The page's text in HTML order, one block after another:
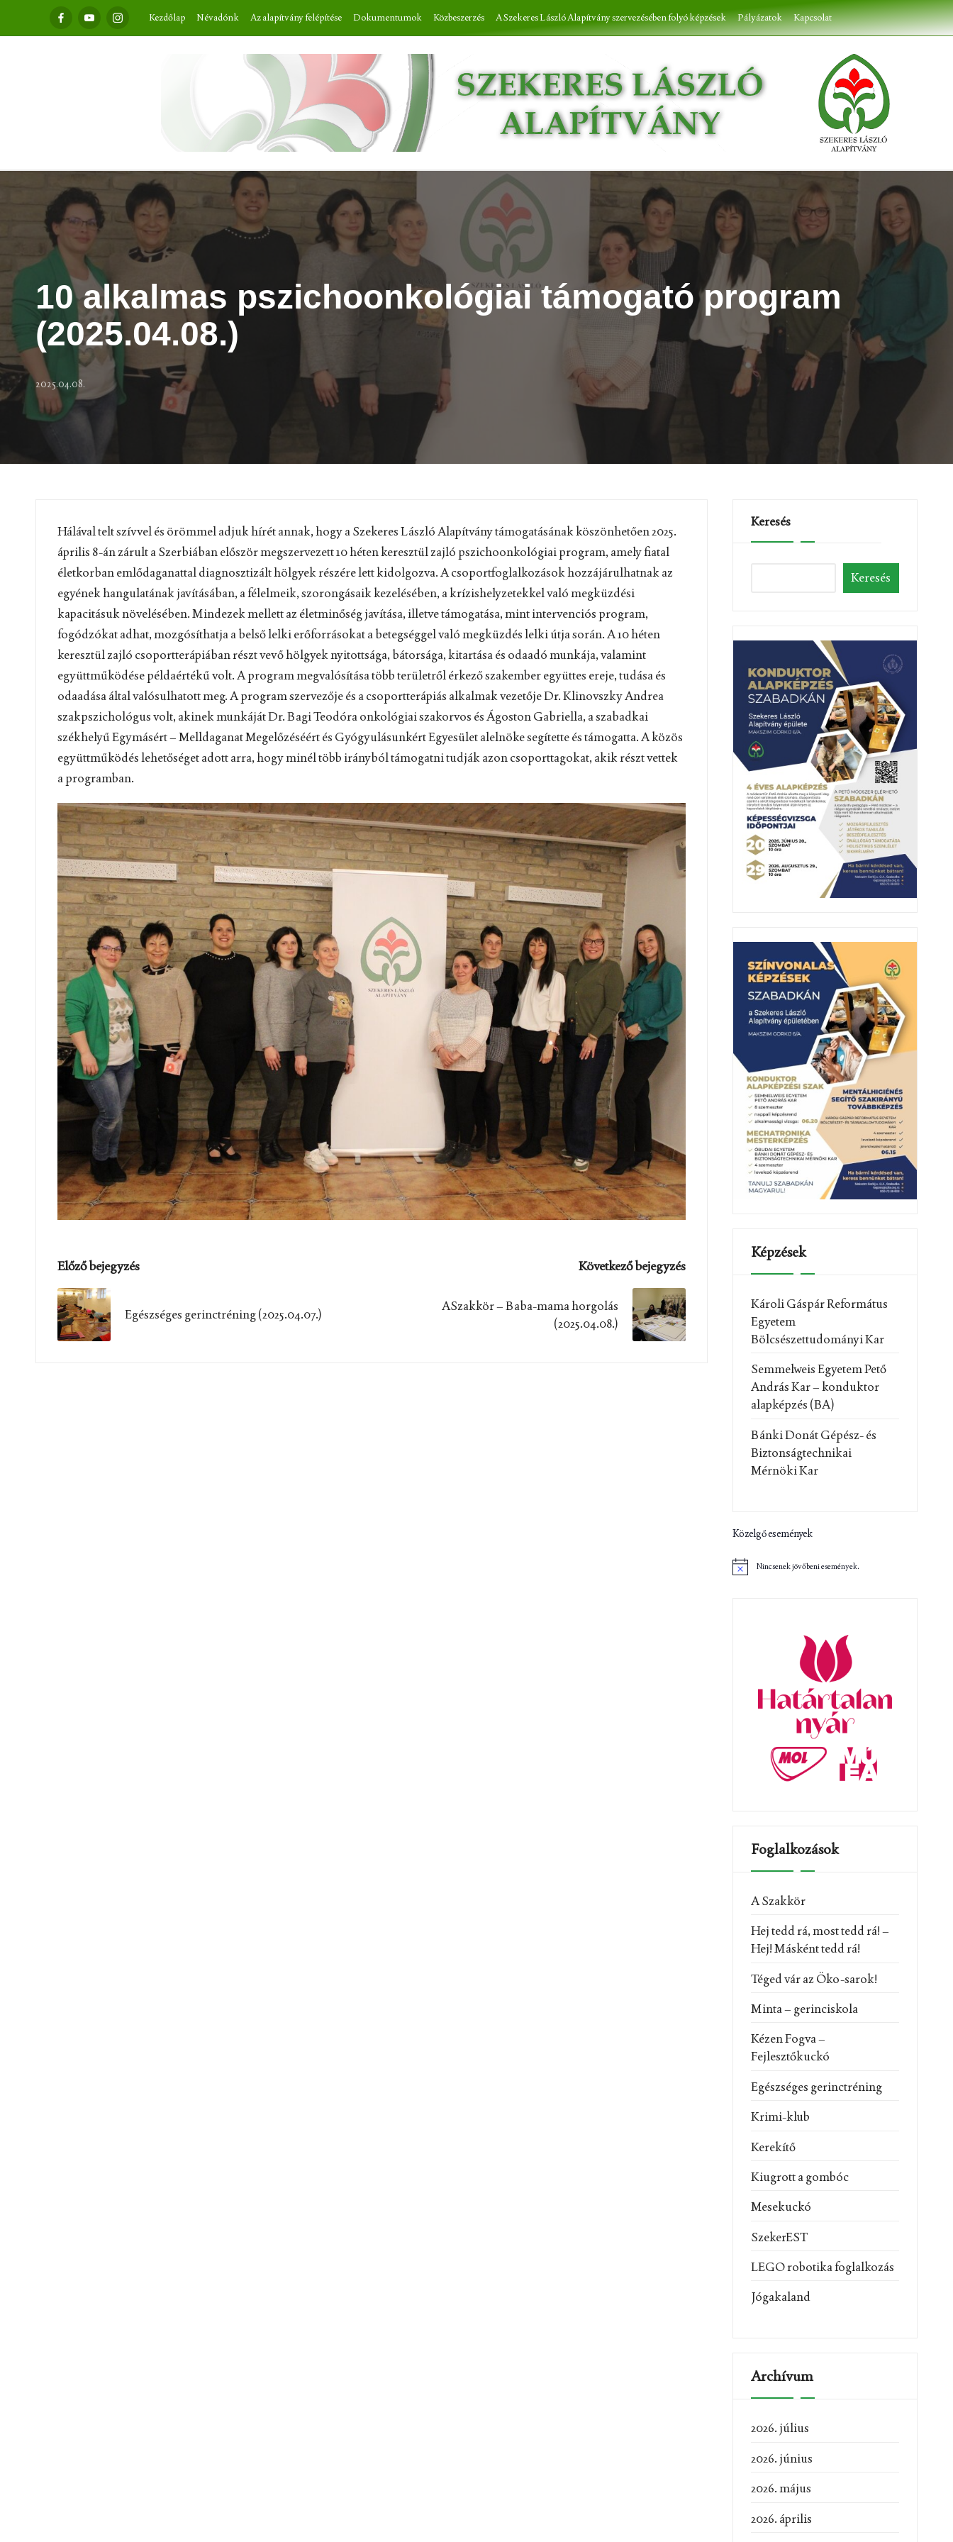
FacebookYoutube Instagram Kezdőlap Névadónk Az alapítvány felépítése Dokumentumok Közbeszerzés A Szekeres László Alapítvány szervezésében folyó képzések Pályázatok Kapcsolat
10 alkalmas pszichoonkológiai támogató program
(2025.04.08.)
2025.04.08.
Hálával telt szívvel és örömmel adjuk hírét annak, hogy a Szekeres László Alapítvány támogatásának köszönhetően 2025.
április 8-án zárult a Szerbiában először megszervezett 10 héten keresztül zajló pszichoonkológiai program, amely fiatal
életkorban emlődaganattal diagnosztizált hölgyek részére lett kidolgozva. A csoportfoglalkozások hozzájárulhatnak az
egyének hangulatának javításában, a félelmeik, szorongásaik kezelésében, a krízishelyzetekkel való megküzdési
kapacitásuk növelésében. Mindezek mellett az életminőség javítása, illetve támogatása, mint intervenciós program,
fogódzókat adhat, mozgósíthatja a belső lelki erőforrásokat a betegséggel való megküzdés lelki útja során. A 10 héten
keresztül zajló csoportterápiában részt vevő hölgyek nyitottsága, bátorsága, kitartása és odaadó munkája, valamint
együttműködése példaértékű volt. A program megvalósítása több területről érkező szakember együttes ereje, tudása és
odaadása által valósulhatott meg. A program szervezője és a csoportterápiás alkalmak vezetője Dr. Klinovszky Andrea
szakpszichológus volt, akinek munkáját Dr. Bagi Teodóra onkológiai szakorvos és Ágoston Gabriella, a szabadkai
székhelyű Egymásért – Melldaganat Megelőzéséért és Gyógyulásunkért Egyesület alelnöke segítette és támogatta. A közös
együttműködés lehetőséget adott arra, hogy minél több irányból támogatni tudják azon csoporttagokat, akik részt vettek
a programban.
Post
navigation
Előző bejegyzés
Egészséges gerinctréning (2025.04.07.)
Következő bejegyzés
ASzakkör – Baba-mama horgolás
(2025.04.08.)
Keresés
Keresés
Képzések
Károli Gáspár Református
Egyetem
Bölcsészettudományi Kar
Semmelweis Egyetem Pető
András Kar – konduktor
alapképzés (BA)
Bánki Donát Gépész- és
Biztonságtechnikai
Mérnöki Kar
Közelgő események
Nincsenek jövőbeni események.
Foglalkozások
A Szakkör
Hej tedd rá, most tedd rá! –
Hej! Másként tedd rá!
Téged vár az Öko-sarok!
Minta – gerinciskola
Kézen Fogva –
Fejlesztőkuckó
Egészséges gerinctréning
Krimi-klub
Kerekítő
Kiugrott a gombóc
Mesekuckó
SzekerEST
LEGO robotika foglalkozás
Jógakaland
Archívum
2026. július
2026. június
2026. május
2026. április